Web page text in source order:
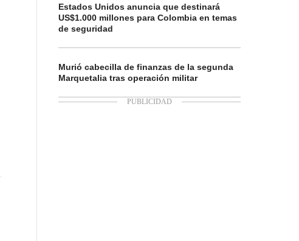
Estados Unidos anuncia que destinará
US$1.000 millones para Colombia en temas
de seguridad
Murió cabecilla de finanzas de la segunda
Marquetalia tras operación militar